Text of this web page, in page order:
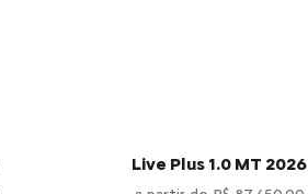
Live Plus 1.0 MT 2026